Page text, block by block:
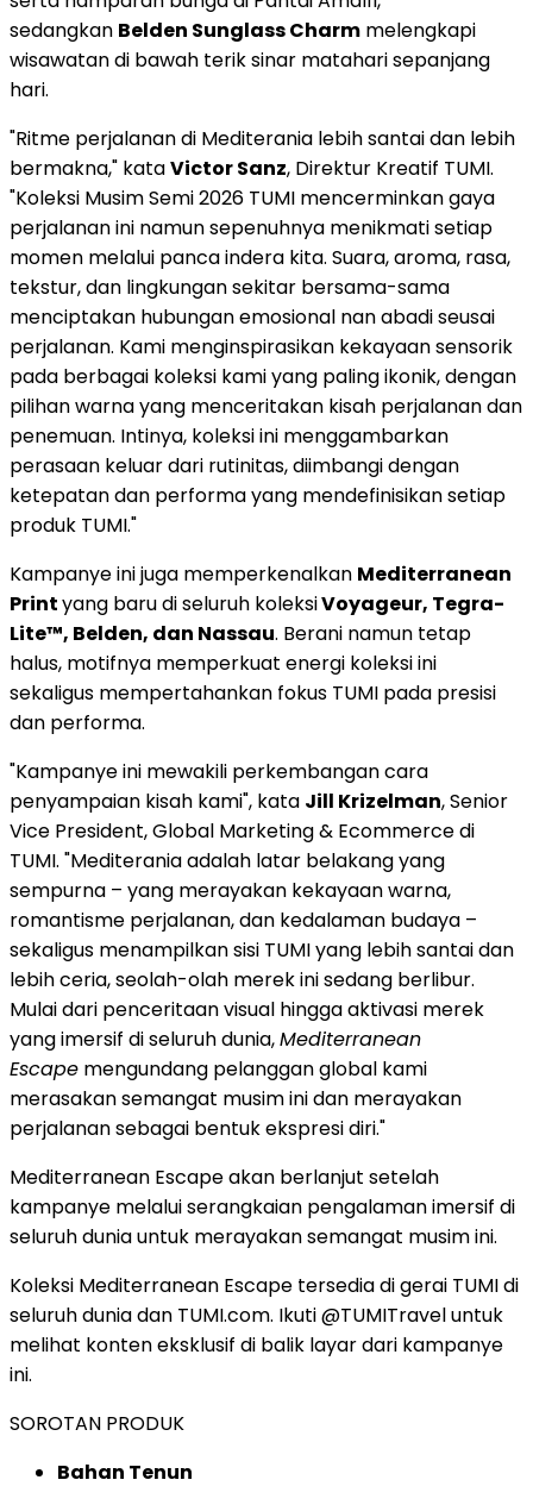
sedangkan Belden Sunglass Charm melengkapi
wisawatan di bawah terik sinar matahari sepanjang
hari.
"Ritme perjalanan di Mediterania lebih santai dan lebih
bermakna," kataVictor Sanz, Direktur Kreatif TUMI.
"Koleksi Musim Semi 2026 TUMI mencerminkan gaya
perjalanan ini namun sepenuhnya menikmati setiap
momen melalui panca indera kita. Suara, aroma, rasa,
tekstur, dan lingkungan sekitar bersama-sama
menciptakan hubungan emosional nan abadi seusai
perjalanan. Kami menginspirasikan kekayaan sensorik
pada berbagai koleksi kami yang paling ikonik, dengan
pilihan warna yang menceritakan kisah perjalanan dan
penemuan. Intinya, koleksi ini menggambarkan
perasaan keluar dari rutinitas, diimbangi dengan
ketepatan dan performa yang mendefinisikan setiap
produk TUMI."
Kampanye ini juga memperkenalkan Mediterranean
Printyang baru di seluruh koleksiVoyageur, Tegra-
Lite™, Belden, dan Nassau. Berani namun tetap
halus, motifnya memperkuat energi koleksi ini
sekaligus mempertahankan fokus TUMI pada presisi
dan performa.
"Kampanye ini mewakili perkembangan cara
penyampaian kisah kami", kata Jill Krizelman, Senior
Vice President, Global Marketing & Ecommerce di
TUMI. "Mediterania adalah latar belakang yang
sempurna – yang merayakan kekayaan warna,
romantisme perjalanan, dan kedalaman budaya –
sekaligus menampilkan sisi TUMI yang lebih santai dan
lebih ceria, seolah-olah merek ini sedang berlibur.
Mulai dari penceritaan visual hingga aktivasi merek
yang imersif di seluruh dunia,Mediterranean
Escape mengundang pelanggan global kami
merasakan semangat musim ini dan merayakan
perjalanan sebagai bentuk ekspresi diri."
Mediterranean Escape akan berlanjut setelah
kampanye melalui serangkaian pengalaman imersif di
seluruh dunia untuk merayakan semangat musim ini.
Koleksi Mediterranean Escape tersedia di gerai TUMI di
seluruh dunia dan TUMI.com. Ikuti @TUMITravel untuk
melihat konten eksklusif di balik layar dari kampanye
ini.
SOROTAN PRODUK
Bahan Tenun